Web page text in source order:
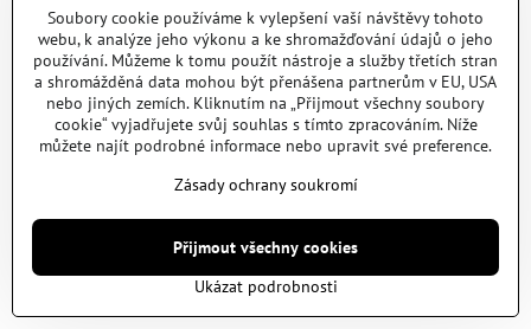
Soubory cookie používáme k vylepšení vaší návštěvy tohoto
webu, k analýze jeho výkonu a ke shromažďování údajů o jeho
používání. Můžeme k tomu použít nástroje a služby třetích stran
a shromážděná data mohou být přenášena partnerům v EU, USA
nebo jiných zemích. Kliknutím na „Přijmout všechny soubory
cookie“ vyjadřujete svůj souhlas s tímto zpracováním. Níže
můžete najít podrobné informace nebo upravit své preference.
Zásady ochrany soukromí
Ukázat podrobnosti
Přijmout všechny cookies